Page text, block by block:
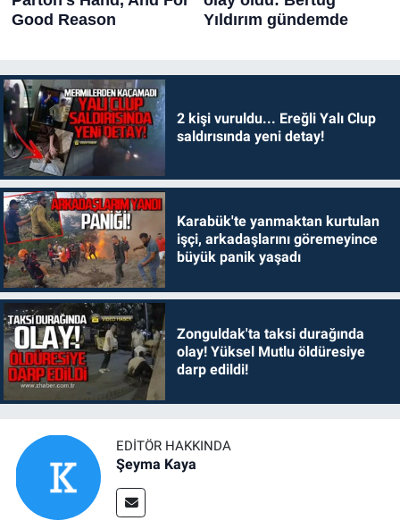
2 kişi vuruldu... Ereğli Yalı Clup
saldırısında yeni detay!
Karabük'te yanmaktan kurtulan
işçi, arkadaşlarını göremeyince
büyük panik yaşadı
Zonguldak'ta taksi durağında
olay! Yüksel Mutlu öldüresiye
darp edildi!
EDITÖR HAKKINDA
Şeyma Kaya